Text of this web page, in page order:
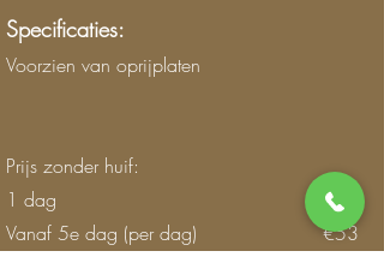
Specificaties:
Voorzien van oprijplaten​
Prijs zonder huif:
1 dag €65
Vanaf 5e dag (per dag) €53